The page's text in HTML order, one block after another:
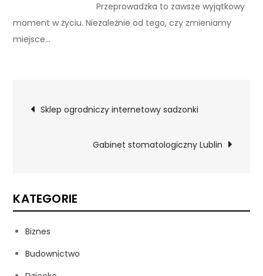
Przeprowadzka to zawsze wyjątkowy
moment w życiu. Niezależnie od tego, czy zmieniamy
miejsce…
Nawigacja
wpisu
Sklep ogrodniczy internetowy sadzonki
Gabinet stomatologiczny Lublin
KATEGORIE
Biznes
Budownictwo